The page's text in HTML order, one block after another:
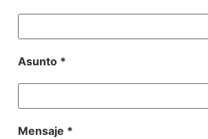
Asunto *
Mensaje *